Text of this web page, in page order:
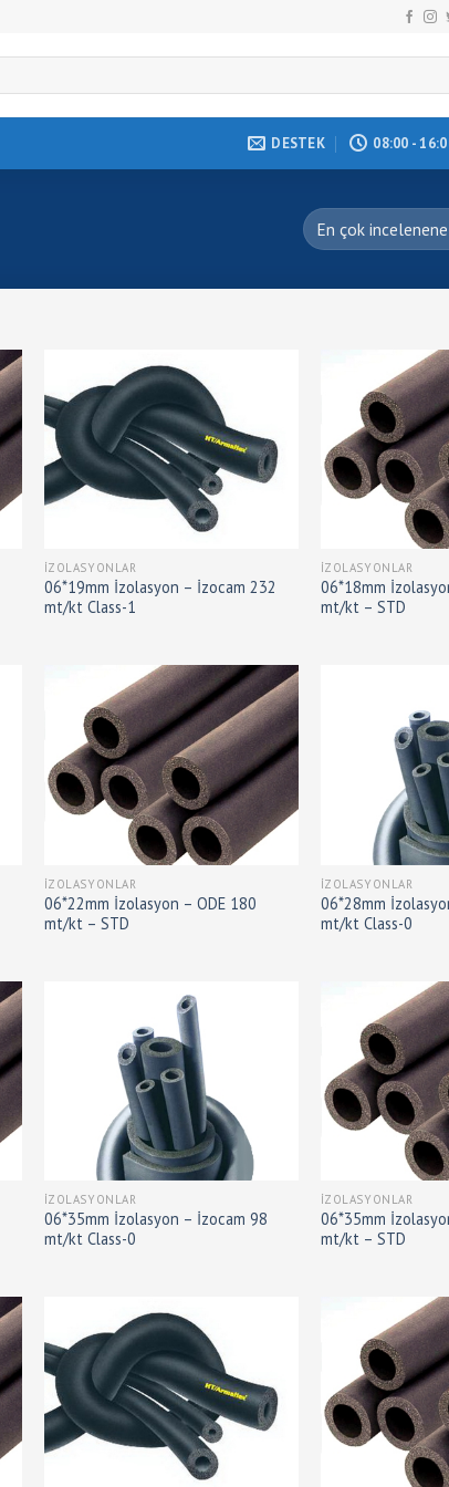
DESTEK 08:00 -
İZOLASYONLAR
06*19mm İzolasyon – İzocam 232
mt/kt Class-1
İZOLASYONLAR
06*18mm
mt/kt – STD
İZOLASYONLAR
06*22mm İzolasyon – ODE 180
mt/kt – STD
İZOLASYONLAR
06*28mm
mt/kt Class-0
İZOLASYONLAR
06*35mm İzolasyon – İzocam 98
mt/kt Class-0
İZOLASYONLAR
06*35mm
mt/kt – STD